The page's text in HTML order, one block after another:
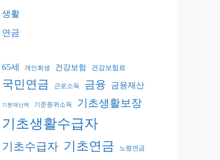
생활
연금
65세 개인회생 건강보험 건강보험료
국민연금 근로소득 금융 금융재산
기본재산액 기준중위소득 기초생활보장
기초생활수급자
기초수급자 기초연금 노령연금